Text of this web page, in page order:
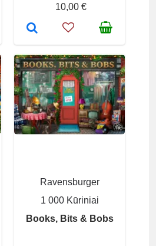
10,00 €
Ravensburger
1 000 Kūriniai
Books, Bits & Bobs